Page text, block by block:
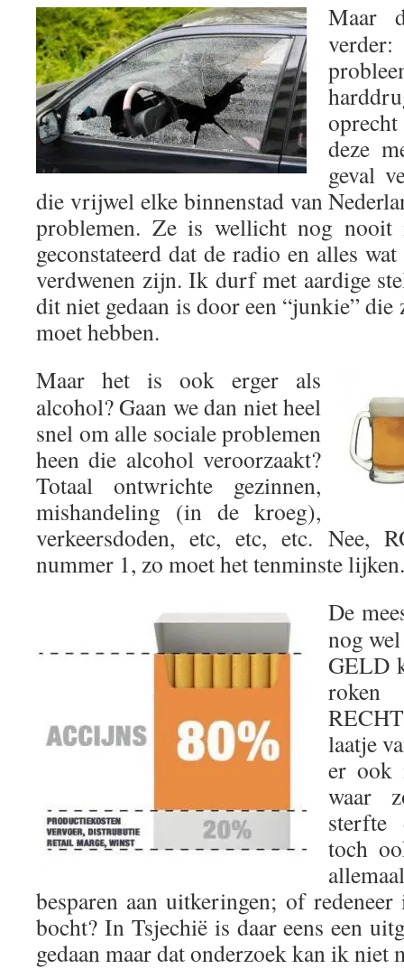
Maar
deze
geval
die vrijwel elke binnenstad van
problemen. Ze is wellicht nog nooit
geconstateerd dat de radio en alles
verdwenen zijn. Ik durf met aardige
dit niet gedaan is door een “junkie”
moet hebben.
Maar het is ook erger als
alcohol? Gaan we dan niet heel
snel om alle sociale problemen
heen die alcohol veroorzaakt?
Totaal ontwrichte gezinnen,
mishandeling (in de kroeg),
verkeersdoden, etc, etc, etc. Nee,
nummer 1, zo moet het tenminste lijken.
De
nog
GELD
laatje
er ook
waar
sterfte
toch
besparen aan uitkeringen; of
bocht? In Tsjechië is daar eens een
gedaan maar dat onderzoek kan ik niet